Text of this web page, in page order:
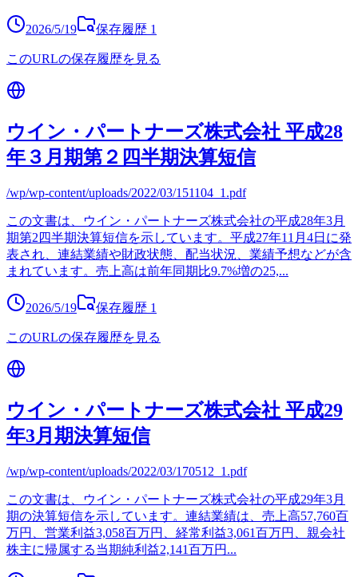
2026/5/19 保存履歴 1
このURLの保存履歴を見る
ウイン・パートナーズ株式会社 平成28
年３月期第２四半期決算短信
/wp/wp-content/uploads/2022/03/151104_1.pdf
この文書は、ウイン・パートナーズ株式会社の平成28年3月
期第2四半期決算短信を示しています。平成27年11月4日に発
表され、連結業績や財政状態、配当状況、業績予想などが含
まれています。売上高は前年同期比9.7%増の25,...
2026/5/19 保存履歴 1
このURLの保存履歴を見る
ウイン・パートナーズ株式会社 平成29
年3月期決算短信
/wp/wp-content/uploads/2022/03/170512_1.pdf
この文書は、ウイン・パートナーズ株式会社の平成29年3月
期の決算短信を示しています。連結業績は、売上高57,760百
万円、営業利益3,058百万円、経常利益3,061百万円、親会社
株主に帰属する当期純利益2,141百万円 ...